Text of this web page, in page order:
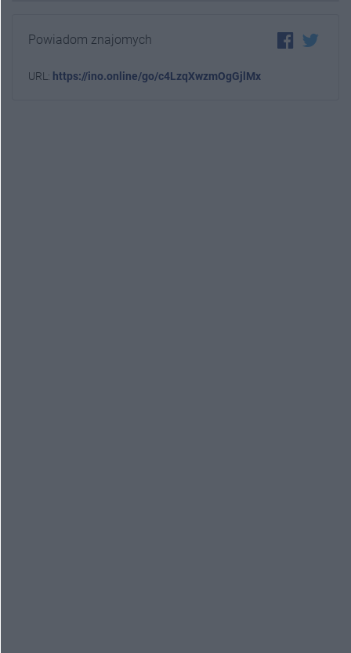
Powiadom znajomych
URL: https://ino.online/go/c4LzqXwzmOgGjlMx